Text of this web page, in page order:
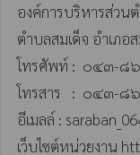
องค์การบริหารส่วน
ตำบลสมเด็จ อำเภอ
โทรศัพท์ :  ๐๔๓-๘
โทรสาร   :  ๐๔๓-
อีเมลล์ :
เว็บไซต์หน่วยงาน